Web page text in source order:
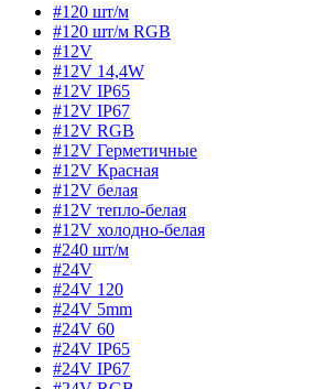
#120 шт/м
#120 шт/м RGB
#12V
#12V 14,4W
#12V IP65
#12V IP67
#12V RGB
#12V Герметичные
#12V Красная
#12V белая
#12V тепло-белая
#12V холодно-белая
#240 шт/м
#24V
#24V 120
#24V 5mm
#24V 60
#24V IP65
#24V IP67